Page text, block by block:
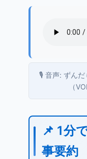
🎙️ 音声: ずん
（
📌 1分
事要約